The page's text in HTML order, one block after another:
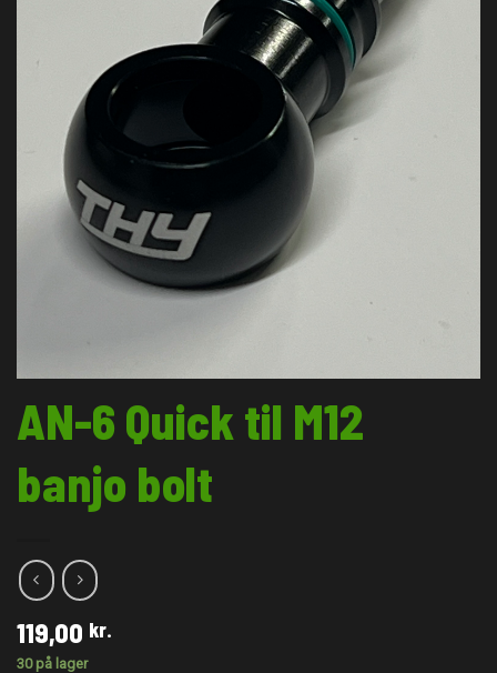
AN-6 Quick til M12
banjo bolt
119,00 kr.
30 på lager